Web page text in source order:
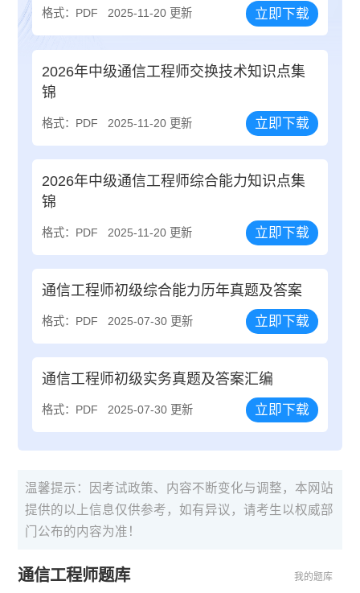
格式：PDF 2025-11-20 更新 立即下载
2026年中级通信工程师交换技术知识点集
锦
格式：PDF 2025-11-20 更新 立即下载
2026年中级通信工程师综合能力知识点集
锦
格式：PDF 2025-11-20 更新 立即下载
通信工程师初级综合能力历年真题及答案
格式：PDF 2025-07-30 更新 立即下载
通信工程师初级实务真题及答案汇编
格式：PDF 2025-07-30 更新 立即下载
温馨提示：因考试政策、内容不断变化与调整，本网站
提供的以上信息仅供参考，如有异议，请考生以权威部
门公布的内容为准！
通信工程师题库 我的题库